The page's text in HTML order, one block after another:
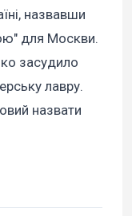
назвавши
для Москви.
засудило
лавру.
назвати